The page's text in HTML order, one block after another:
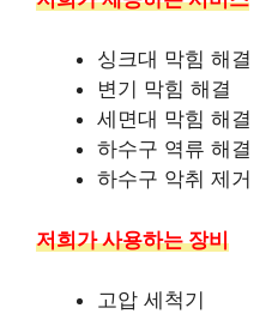
싱크대 막힘 해결
변기 막힘 해결
세면대 막힘 해결
하수구 역류 해결
하수구 악취 제거
저희가 사용하는 장비
고압 세척기